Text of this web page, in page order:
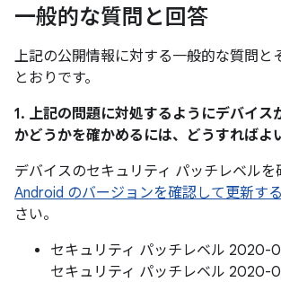
一般的な質問と回答
上記の公開情報に対する一般的な質問と
とおりです。
1. 上記の問題に対処するようにデバイス
かどうかを確かめるには、どうすればよ
デバイスのセキュリティ パッチレベルを
Android のバージョンを確認して更新す
さい。
セキュリティ パッチレベル 2020-
セキュリティ パッチレベル 2020-